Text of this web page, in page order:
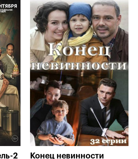
2
Конец невинности